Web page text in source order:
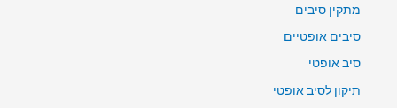
מתקין סיבים
סיבים אופטיים
סיב אופטי
תיקון לסיב אופטי